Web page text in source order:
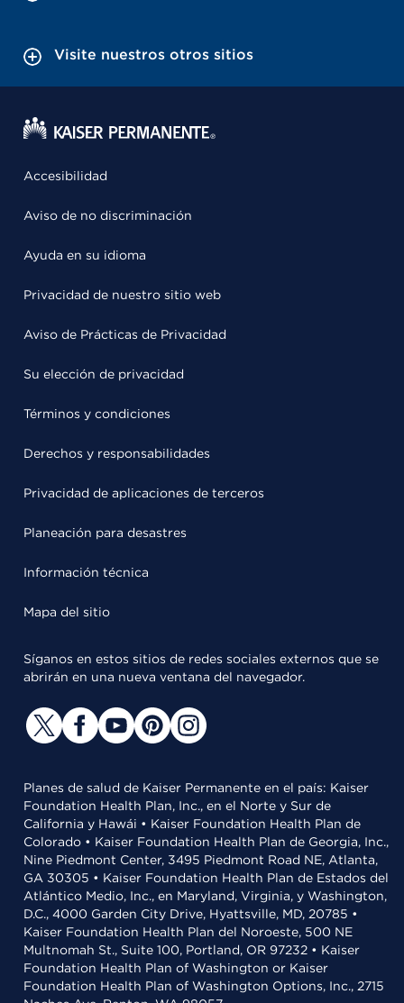
Visite nuestros otros sitios
Accesibilidad
Aviso de no discriminación
Ayuda en su idioma
Privacidad de nuestro sitio web
Aviso de Prácticas de Privacidad
Su elección de privacidad
Términos y condiciones
Derechos y responsabilidades
Privacidad de aplicaciones de terceros
Planeación para desastres
Información técnica
Mapa del sitio
Síganos en estos sitios de redes sociales externos que se
abrirán en una nueva ventana del navegador.
Planes de salud de Kaiser Permanente en el país: Kaiser
Foundation Health Plan, Inc., en el Norte y Sur de
California y Hawái • Kaiser Foundation Health Plan de
Colorado • Kaiser Foundation Health Plan de Georgia, Inc.,
Nine Piedmont Center, 3495 Piedmont Road NE, Atlanta,
GA 30305 • Kaiser Foundation Health Plan de Estados del
Atlántico Medio, Inc., en Maryland, Virginia, y Washington,
D.C., 4000 Garden City Drive, Hyattsville, MD, 20785 •
Kaiser Foundation Health Plan del Noroeste, 500 NE
Multnomah St., Suite 100, Portland, OR 97232 • Kaiser
Foundation Health Plan of Washington or Kaiser
Foundation Health Plan of Washington Options, Inc., 2715